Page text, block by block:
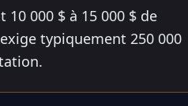
000 $ à 15 000 $ de
typiquement 250 000